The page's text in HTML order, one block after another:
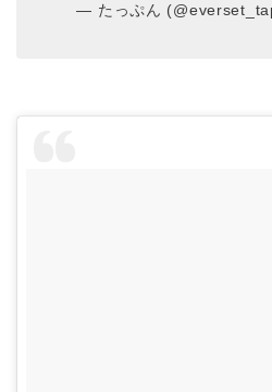
— たっぷん